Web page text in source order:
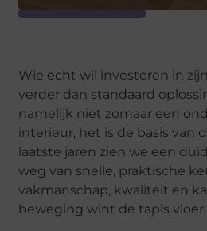
Wie echt wil investeren in
verder dan standaard
namelijk niet zomaar een
interieur, het is de basis van
laatste jaren zien we een
weg van snelle, praktische
vakmanschap, kwaliteit en
beweging wint de tapis vloer